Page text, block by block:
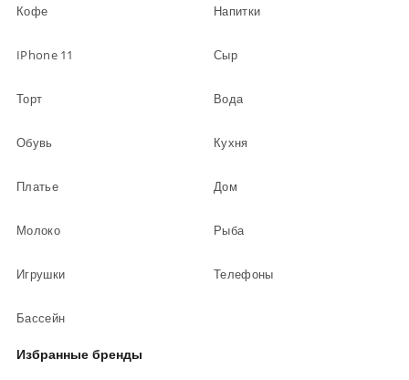
Кофе Напитки
IPhone 11 Сыр
Торт Вода
Обувь Кухня
Платье Дом
Молоко Рыба
Игрушки Телефоны
Бассейн
Избранные бренды